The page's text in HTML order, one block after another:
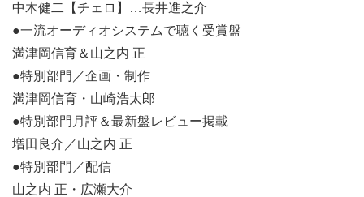
中木健二【チェロ】…長井進之介
●一流オーディオシステムで聴く受賞盤
満津岡信育＆山之内 正
●特別部門／企画・制作
満津岡信育・山崎浩太郎
●特別部門月評＆最新盤レビュー掲載
増田良介／山之内 正
●特別部門／配信
山之内 正・広瀬大介